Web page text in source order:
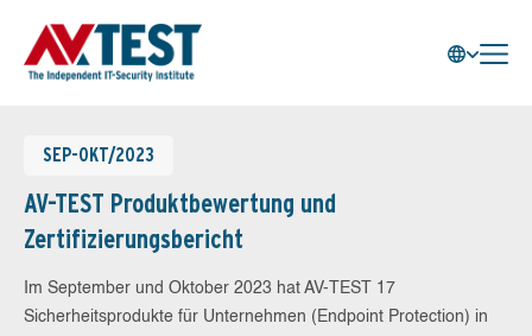
SEP-OKT/2023
AV-TEST Produktbewertung und
Zertifizierungsbericht
Im September und Oktober 2023 hat AV-TEST 17
Sicherheitsprodukte für Unternehmen (Endpoint Protection) in